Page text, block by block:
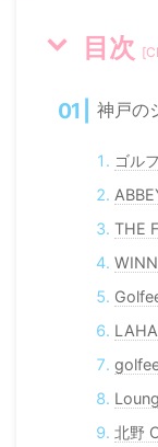
目次 [
神戸の
ゴル
THE
北野